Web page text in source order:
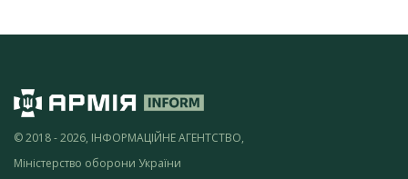
© 2018 - 2026, ІНФОРМАЦІЙНЕ АГЕНТСТВО,
Міністерство оборони України